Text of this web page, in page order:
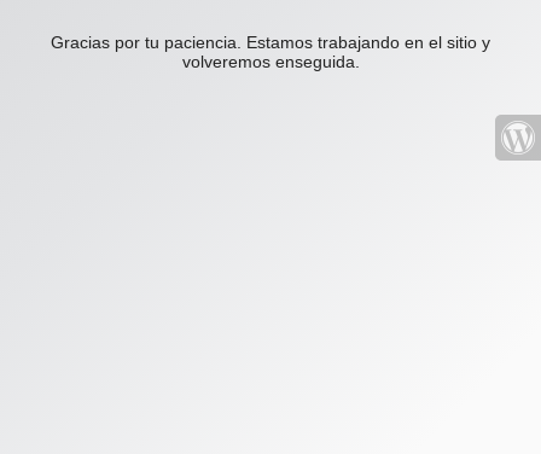
Gracias por tu paciencia. Estamos trabajando en el sitio y
volveremos enseguida.